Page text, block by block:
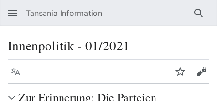
Tansania Information
Innenpolitik - 01/2021
Sprache
Zur Erinnerung: Die Parteien